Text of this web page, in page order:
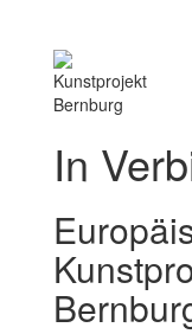
Kunstprojekt
Bernburg
In